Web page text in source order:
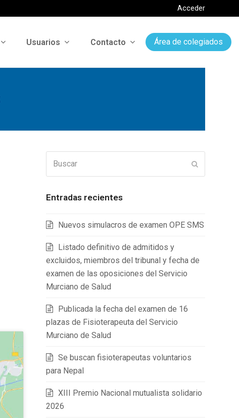
Acceder
Usuarios Contacto Área de colegiados
Entradas recientes
Nuevos simulacros de examen OPE SMS
Listado definitivo de admitidos y
excluidos, miembros del tribunal y fecha de
examen de las oposiciones del Servicio
Murciano de Salud
Publicada la fecha del examen de 16
plazas de Fisioterapeuta del Servicio
Murciano de Salud
Se buscan fisioterapeutas voluntarios
para Nepal
XIII Premio Nacional mutualista solidario
2026